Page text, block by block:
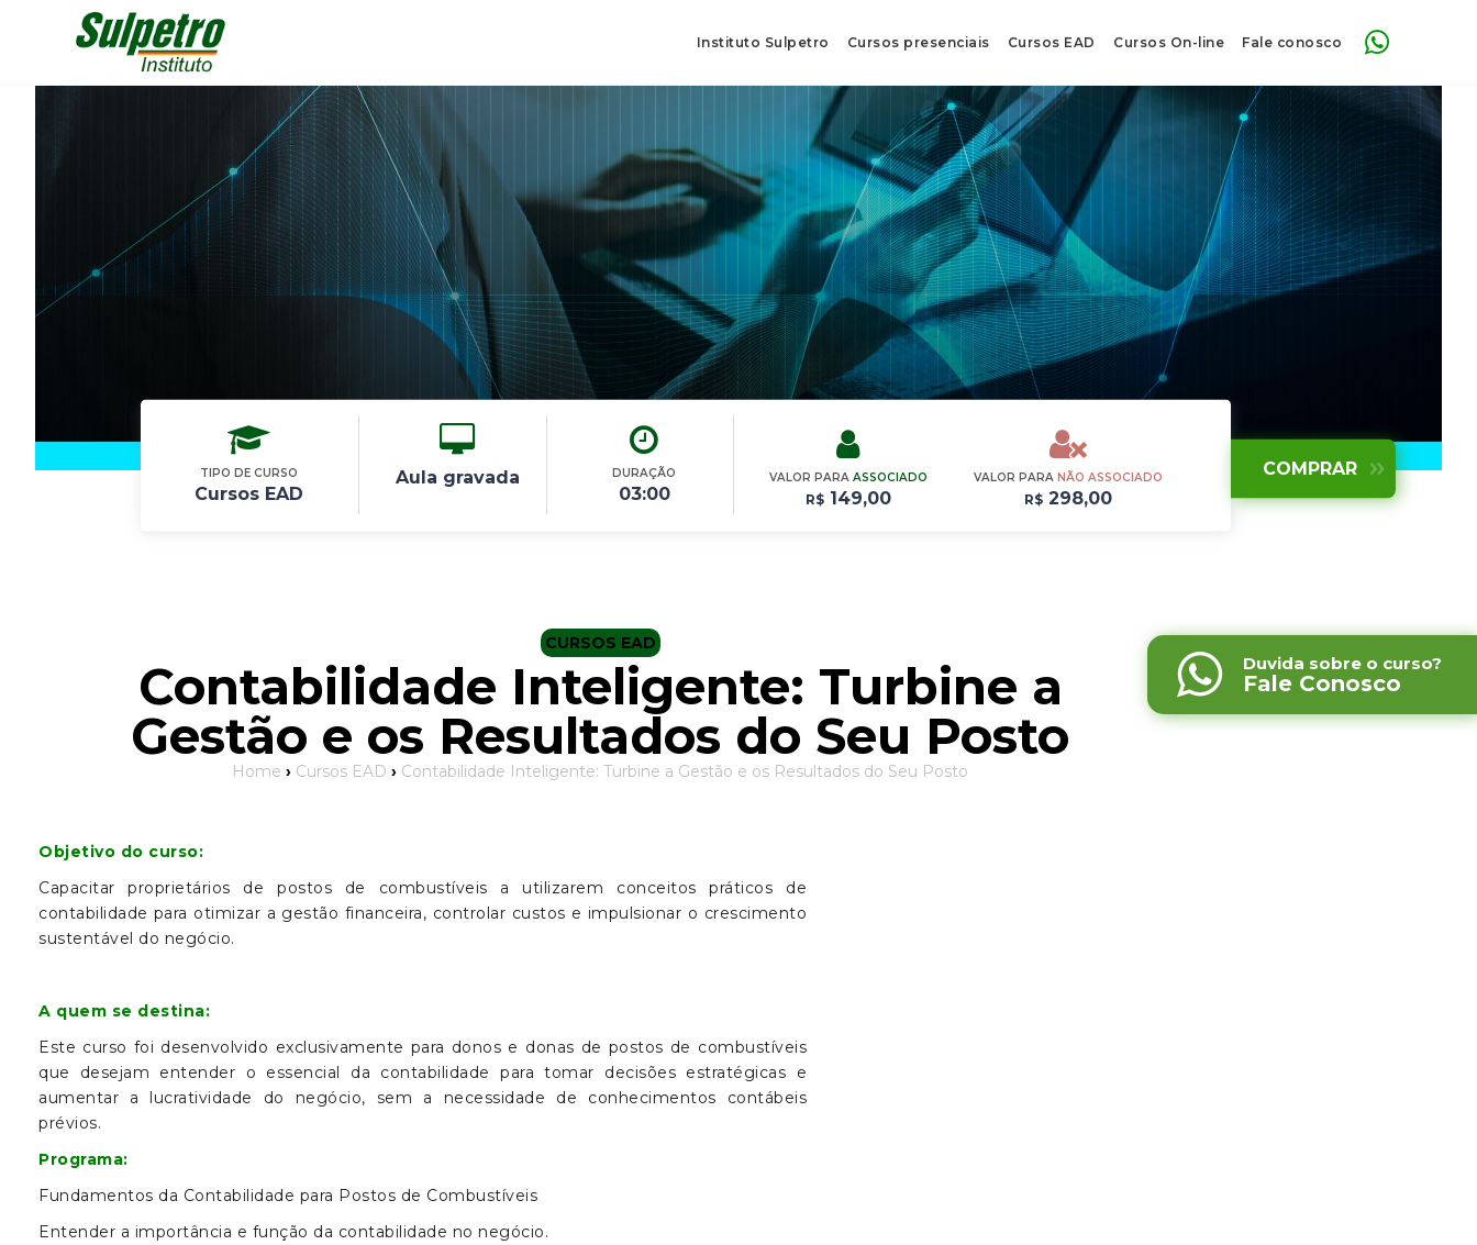
Instituto Sulpetro Cursos presenciais Cursos EAD Cursos On-line Fale conosco
TIPO DE CURSO
Cursos EAD
Aula gravada DURAÇÃO
03:00
VALOR PARA ASSOCIADO
R$149,00
VALOR PARA NÃO ASSOCIADO
R$298,00
Duvida sobre o curso?
Fale Conosco
CURSOS EAD
Contabilidade Inteligente: Turbine a
Gestão e os Resultados do Seu Posto
Home › Cursos EAD › Contabilidade Inteligente: Turbine a Gestão e os Resultados do Seu Posto
Objetivo do curso:
Capacitar proprietários de postos de combustíveis a utilizarem conceitos práticos de
contabilidade para otimizar a gestão financeira, controlar custos e impulsionar o crescimento
sustentável do negócio.
A quem se destina:
Este curso foi desenvolvido exclusivamente para donos e donas de postos de combustíveis
que desejam entender o essencial da contabilidade para tomar decisões estratégicas e
aumentar a lucratividade do negócio, sem a necessidade de conhecimentos contábeis
prévios.
Programa:
Fundamentos da Contabilidade para Postos de Combustíveis
Entender a importância e função da contabilidade no negócio.